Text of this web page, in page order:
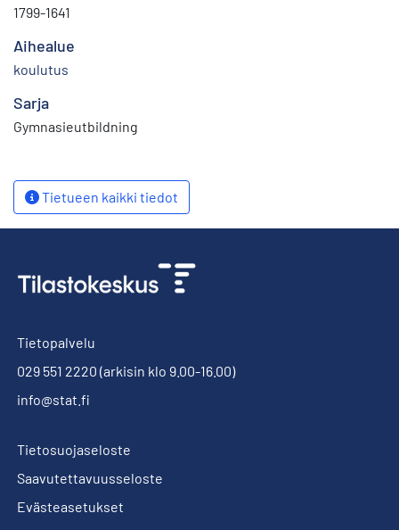
1799-1641
Aihealue
koulutus
Sarja
Gymnasieutbildning
Tietueen kaikki tiedot
Tietopalvelu
029 551 2220 (arkisin klo 9.00-16.00)
info@stat.fi
Tietosuojaseloste
Saavutettavuusseloste
Evästeasetukset